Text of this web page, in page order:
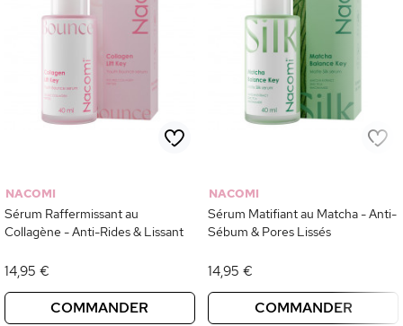
NACOMI
Sérum Raffermissant au
Collagène - Anti-Rides & Lissant
14,95 €
COMMANDER
NACOMI
Sérum Matifiant au Matcha - Anti-
Sébum & Pores Lissés
14,95 €
COMMANDER